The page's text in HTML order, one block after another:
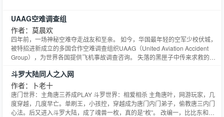
UAAG空难调查组
作者：莫晨欢
四年前，一场神秘空难夺走战友和至亲。 如今，华国最年轻的空军少校伏城，
被特招进新成立的多国合作空难调查组织UAAG（United Aviation Accident
Group），为世界各国提供飞机事故调查咨询。 失落的黑匣子中传来求救的话
相。 全球顶尖的飞机事故调查专家汇集于此。 我们破开浓雾、追寻真相，只为
翱翔天空，拥抱自由。 卓桓×伏城…
斗罗大陆同人之入网
作者：卜老十
唐门世界：主角唐三养成PLAY 斗罗世界：相爱相杀 主角唐叶，网游玩家，几
度穿越，几度早亡。单刷王，小孩控，穿越成为唐门内门弟子，偷教唐三内门
心法。后又进入斗罗大陆，成了魂兽一枚，真的是“枚”。 改编一，比比东和玉